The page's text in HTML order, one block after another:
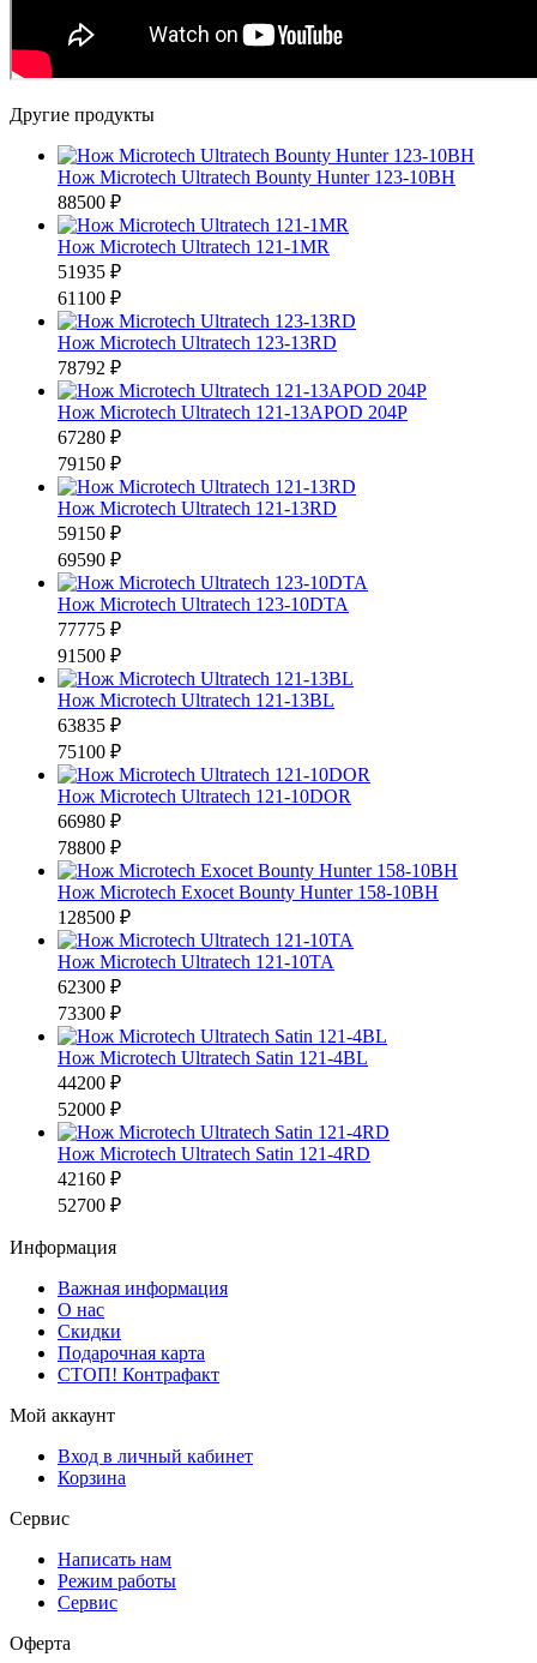
Другие продукты
Нож Microtech Ultratech Bounty Hunter 123-10BH
88500 ₽
Нож Microtech Ultratech 121-1MR
51935 ₽
61100 ₽
Нож Microtech Ultratech 123-13RD
78792 ₽
Нож Microtech Ultratech 121-13APOD 204P
67280 ₽
79150 ₽
Нож Microtech Ultratech 121-13RD
59150 ₽
69590 ₽
Нож Microtech Ultratech 123-10DTA
77775 ₽
91500 ₽
Нож Microtech Ultratech 121-13BL
63835 ₽
75100 ₽
Нож Microtech Ultratech 121-10DOR
66980 ₽
78800 ₽
Нож Microtech Exocet Bounty Hunter 158-10BH
128500 ₽
Нож Microtech Ultratech 121-10TA
62300 ₽
73300 ₽
Нож Microtech Ultratech Satin 121-4BL
44200 ₽
52000 ₽
Нож Microtech Ultratech Satin 121-4RD
42160 ₽
52700 ₽
Информация
Важная информация
О нас
Скидки
Подарочная карта
СТОП! Контрафакт
Мой аккаунт
Вход в личный кабинет
Корзина
Сервис
Написать нам
Режим работы
Сервис
Оферта